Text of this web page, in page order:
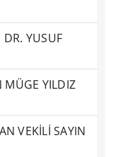
DR. YUSUF
MÜGE YILDIZ
VEKİLİ SAYIN